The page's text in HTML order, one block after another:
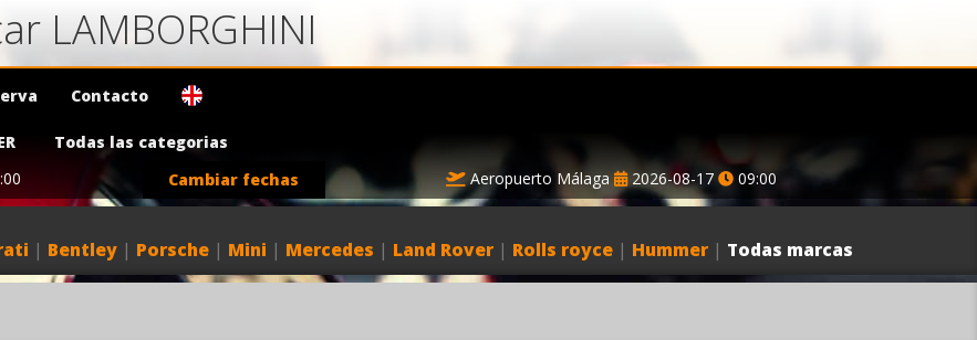
LAMBORGHINI
Contacto
Todas las categorias
Cambiar fechas Aeropuerto Málaga 2026-08-17 09:00
| Bentley | Porsche | Mini | Mercedes | Land Rover | Rolls royce | Hummer | Todas marcas